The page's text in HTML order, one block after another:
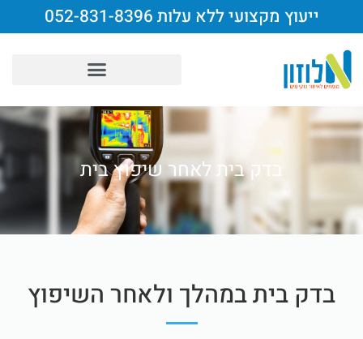
ייעוץ מקצועי ללא עלות 052-831-8396
בדק בית לאחר שיפוץ בית​
בדק בית במהלך ולאחר השיפוץ